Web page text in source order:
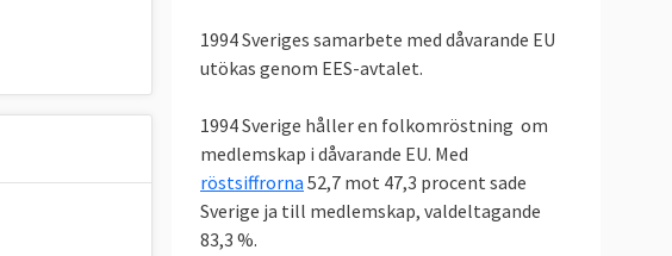
1994 Sveriges samarbete med dåvarande EU
utökas genom EES-avtalet.
1994 Sverige håller en folkomröstning om
medlemskap i dåvarande EU. Med
röstsiffrorna 52,7 mot 47,3 procent sade
Sverige ja till medlemskap, valdeltagande
83,3 %.